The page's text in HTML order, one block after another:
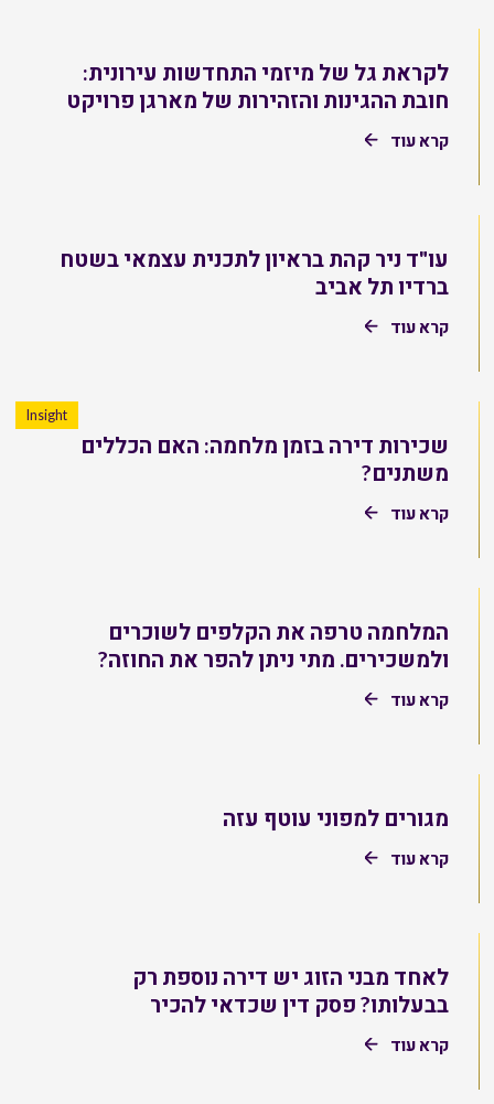
לקראת גל של מיזמי התחדשות עירונית:
חובת ההגינות והזהירות של מארגן פרויקט
קרא עוד
עו"ד ניר קהת בראיון לתכנית עצמאי בשטח
ברדיו תל אביב
קרא עוד
שכירות דירה בזמן מלחמה: האם הכללים
משתנים?
Insight
קרא עוד
המלחמה טרפה את הקלפים לשוכרים
ולמשכירים. מתי ניתן להפר את החוזה?
קרא עוד
מגורים למפוני עוטף עזה
קרא עוד
לאחד מבני הזוג יש דירה נוספת רק
בבעלותו? פסק דין שכדאי להכיר
קרא עוד